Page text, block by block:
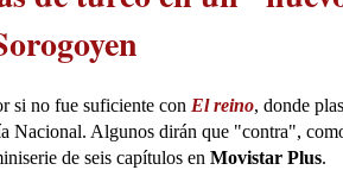
si no fue suficiente con El reino, donde
Nacional. Algunos dirán que "contra",
de seis capítulos en Movistar Plus.